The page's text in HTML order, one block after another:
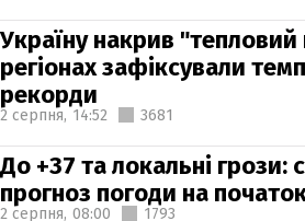
Україну накрив "тепловий
регіонах зафіксували
рекорди
2 серпня, 14:52 3681
До +37 та локальні грози:
прогноз погоди на
2 серпня, 08:00 1793